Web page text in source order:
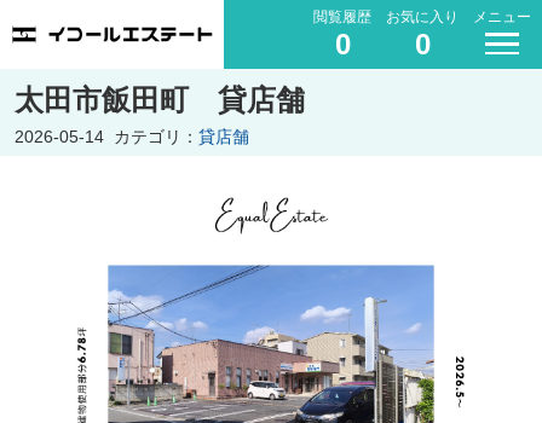
閲覧履歴
0
お気に入り
0
メニュー
太田市飯田町 貸店舗
2026-05-14 カテゴリ： 貸店舗